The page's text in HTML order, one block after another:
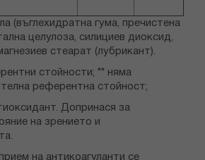
(въглехидратна гума, пречистена
целулоза, силициев диоксид,
стеарат (лубрикант).
стойности; ** няма
референтна стойност;
Допринася за
на зрението и
на антикоагуланти се